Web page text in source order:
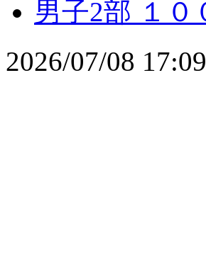
男子2部 １０
2026/07/08